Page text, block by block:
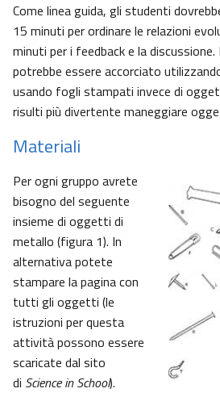
Come linea guida, gli studenti
15 minuti per ordinare le relazioni
minuti per i feedback e la
potrebbe essere accorciato
usando fogli stampati invece di
risulti più divertente maneggiare
Materiali
Per ogni gruppo avrete
bisogno del seguente
insieme di oggetti di
metallo (figura 1). In
alternativa potete
stampare la pagina con
tutti gli oggetti (le
istruzioni per questa
attività possono essere
scaricate dal sito
di Science in School).